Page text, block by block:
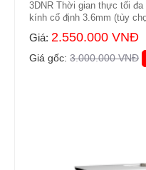
3DNR Thời gian thực tối
kính cố định 3.6mm (tùy
Giá: 2.550.000 VNĐ
Giá gốc: 3.000.000 VNĐ